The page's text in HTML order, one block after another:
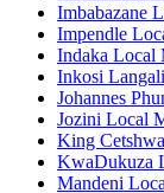
Imbabazane
Impendle
Indaka Local
Inkosi
Johannes
Jozini Local
King
KwaDukuza
Mandeni